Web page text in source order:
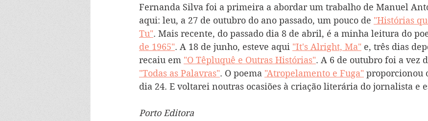
Fernanda Silva foi a primeira a abordar um trabalho de Manuel
aqui: leu, a 27 de outubro do ano passado, um pouco de "Histórias
Tu". Mais recente, do passado dia 8 de abril, é a minha leitura do
de 1965". A 18 de junho, esteve aqui "It's Alright, Ma" e, três dias
recaiu em "O Têpluquê e Outras Histórias". A 6 de outubro foi a vez
"Todas as Palavras". O poema "Atropelamento e Fuga" proporcionou
dia 24. E voltarei noutras ocasiões à criação literária do jornalista e
Porto Editora